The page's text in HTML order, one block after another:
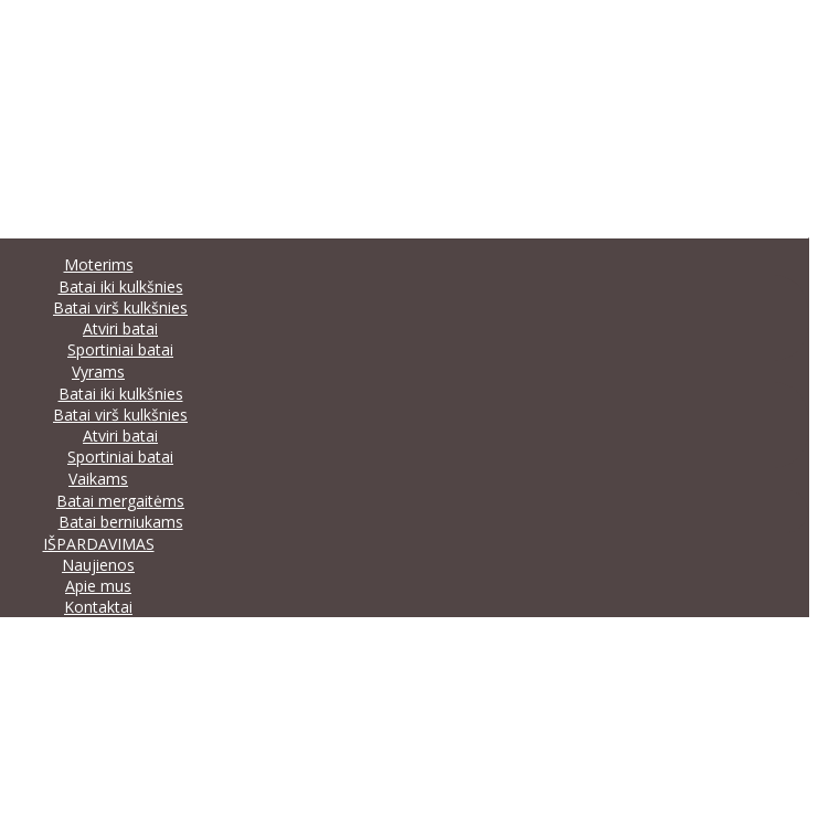
Moterims
Batai iki kulkšnies
Batai virš kulkšnies
Atviri batai
Sportiniai batai
Vyrams
Batai iki kulkšnies
Batai virš kulkšnies
Atviri batai
Sportiniai batai
Vaikams
Batai mergaitėms
Batai berniukams
IŠPARDAVIMAS
Naujienos
Apie mus
Kontaktai